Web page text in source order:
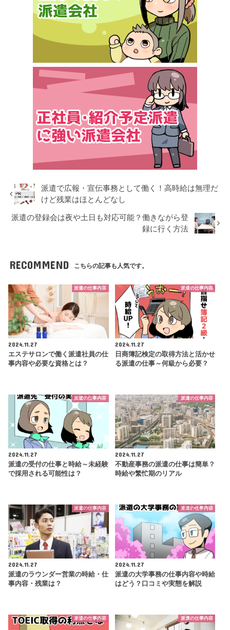
派遣で広報・宣伝事務として働く！高時給は無理だ
けど残業はほとんどなし
派遣の登録会は夜や土日も対応可能？働きながら登
録に行く方法
RECOMMEND こちらの記事も人気です。
派遣の仕事内容
2024.11.27
エステサロンで働く派遣社員の仕
事内容や必要な資格とは？
派遣の仕事内容
2024.11.27
日商簿記検定の取得方法と活かせ
る派遣の仕事～何級から必要？
派遣の仕事内容
2024.11.27
派遣の受付の仕事と時給～未経験
で採用される可能性は？
派遣の仕事内容
2024.11.27
不動産事務の派遣の仕事は簡単？
時給や繁忙期のリアル
派遣の仕事内容
2024.11.27
派遣のラウンダー営業の時給・仕
事内容・残業は？
派遣の仕事内容
2024.11.27
派遣の大学事務の仕事内容や時給
はどう？口コミや実態を解説
派遣の仕事内容 派遣の仕事内容